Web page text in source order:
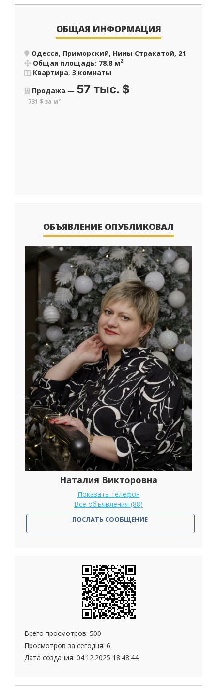
ОБЩАЯ ИНФОРМАЦИЯ
Одесса, Приморский, Нины Стракатой, 21
Общая площадь: 78.8 м2
Квартира, 3 комнаты
Продажа — 57 тыс. $
731 $ за м²
ОБЪЯВЛЕНИЕ ОПУБЛИКОВАЛ
Наталия Викторовна
Показать телефон
Все объявления (88)
ПОСЛАТЬ СООБЩЕНИЕ
Всего просмотров: 500
Просмотров за сегодня: 6
Дата создания: 04.12.2025 18:48:44